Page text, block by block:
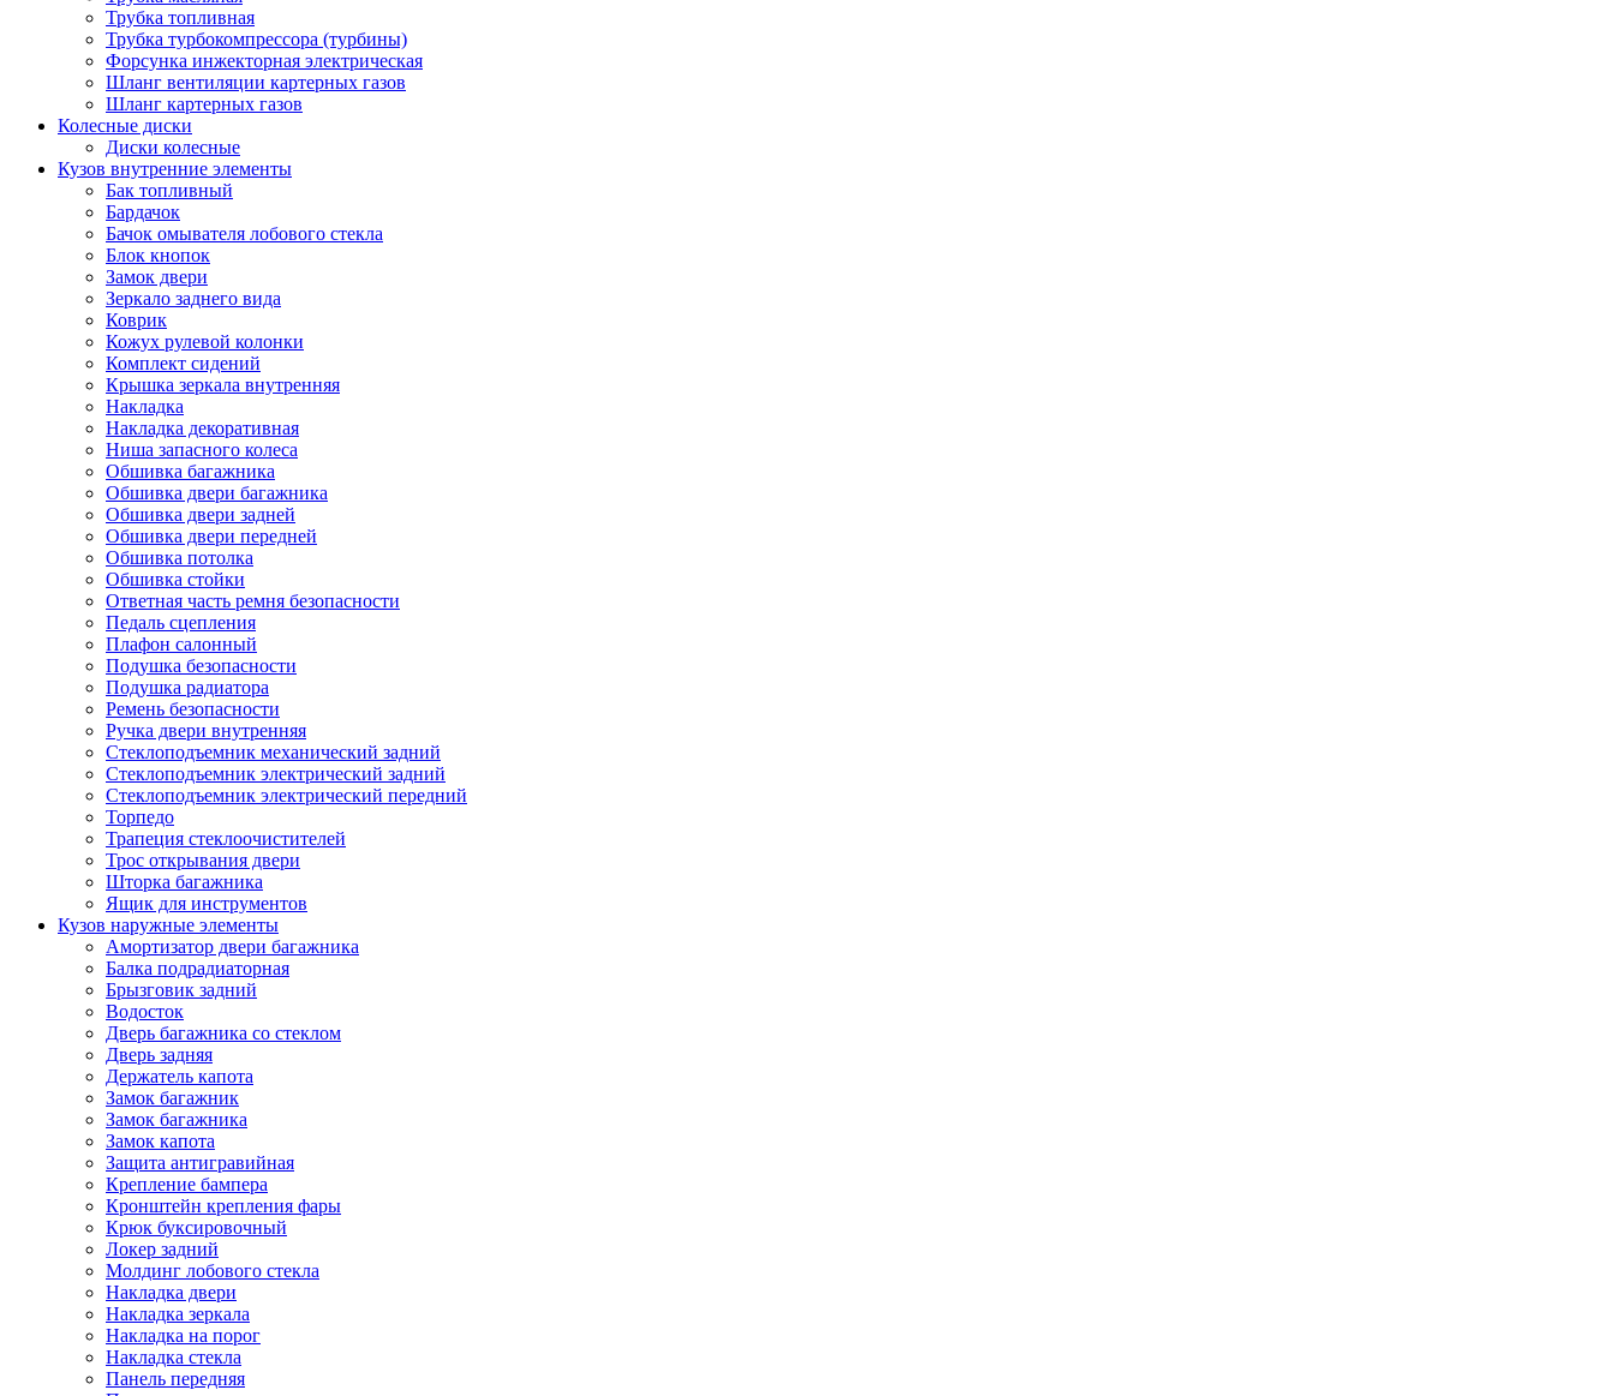
Трубка топливная
Трубка турбокомпрессора (турбины)
Форсунка инжекторная электрическая
Шланг вентиляции картерных газов
Шланг картерных газов
Колесные диски
Диски колесные
Кузов внутренние элементы
Бак топливный
Бардачок
Бачок омывателя лобового стекла
Блок кнопок
Замок двери
Зеркало заднего вида
Коврик
Кожух рулевой колонки
Комплект сидений
Крышка зеркала внутренняя
Накладка
Накладка декоративная
Ниша запасного колеса
Обшивка багажника
Обшивка двери багажника
Обшивка двери задней
Обшивка двери передней
Обшивка потолка
Обшивка стойки
Ответная часть ремня безопасности
Педаль сцепления
Плафон салонный
Подушка безопасности
Подушка радиатора
Ремень безопасности
Ручка двери внутренняя
Стеклоподъемник механический задний
Стеклоподъемник электрический задний
Стеклоподъемник электрический передний
Торпедо
Трапеция стеклоочистителей
Трос открывания двери
Шторка багажника
Ящик для инструментов
Кузов наружные элементы
Амортизатор двери багажника
Балка подрадиаторная
Брызговик задний
Водосток
Дверь багажника со стеклом
Дверь задняя
Держатель капота
Замок багажник
Замок багажника
Замок капота
Защита антигравийная
Крепление бампера
Кронштейн крепления фары
Крюк буксировочный
Локер задний
Молдинг лобового стекла
Накладка двери
Накладка зеркала
Накладка на порог
Накладка стекла
Панель передняя